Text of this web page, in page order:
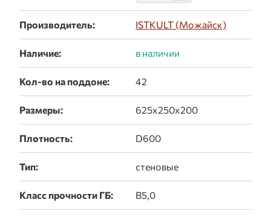
Производитель: ISTKULT (Можайск)
Наличие:
Кол-во на поддоне:
Размеры:
Плотность:
Тип:
Класс прочности ГБ: